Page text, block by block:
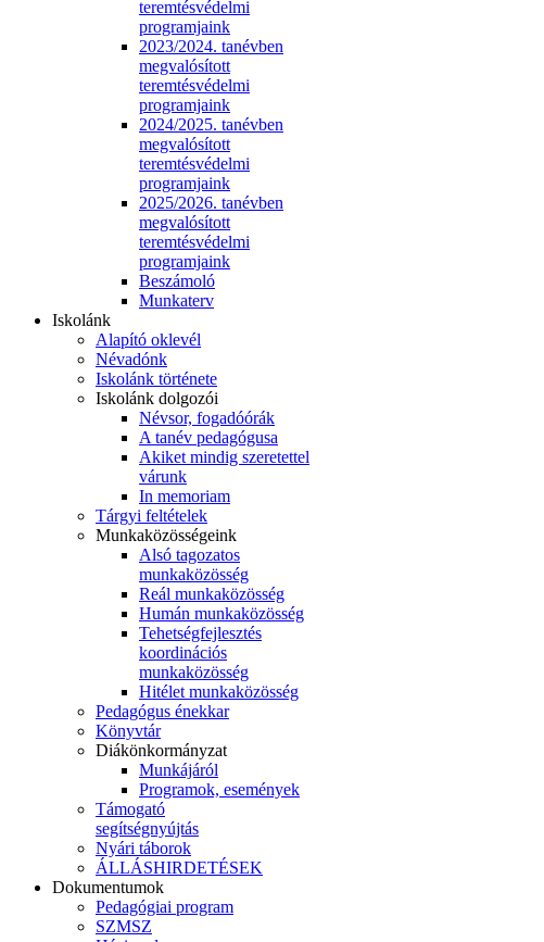
teremtésvédelmi
programjaink
2023/2024. tanévben
megvalósított
teremtésvédelmi
programjaink
2024/2025. tanévben
megvalósított
teremtésvédelmi
programjaink
2025/2026. tanévben
megvalósított
teremtésvédelmi
programjaink
Beszámoló
Munkaterv
Iskolánk
Alapító oklevél
Névadónk
Iskolánk története
Iskolánk dolgozói
Névsor, fogadóórák
A tanév pedagógusa
Akiket mindig szeretettel
várunk
In memoriam
Tárgyi feltételek
Munkaközösségeink
Alsó tagozatos
munkaközösség
Reál munkaközösség
Humán munkaközösség
Tehetségfejlesztés
koordinációs
munkaközösség
Hitélet munkaközösség
Pedagógus énekkar
Könyvtár
Diákönkormányzat
Munkájáról
Programok, események
Támogató
segítségnyújtás
Nyári táborok
ÁLLÁSHIRDETÉSEK
Dokumentumok
Pedagógiai program
SZMSZ